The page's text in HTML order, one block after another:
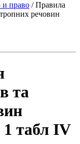
и право / Правила
речовин
та
1 табл IV